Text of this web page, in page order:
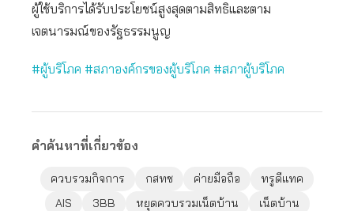
ผู้ใช้บริการได้รับประโยชน์สูงสุดตามสิทธิและตาม
เจตนารมณ์ของรัฐธรรมนูญ
#ผู้บริโภค #สภาองค์กรของผู้บริโภค #สภาผู้บริโภค
คำค้นหาที่เกี่ยวข้อง
ควบรวมกิจการ กสทช ค่ายมือถือ
ทรูดีแทค
AIS
3BB หยุดควบรวมเน็ตบ้าน
เน็ตบ้าน